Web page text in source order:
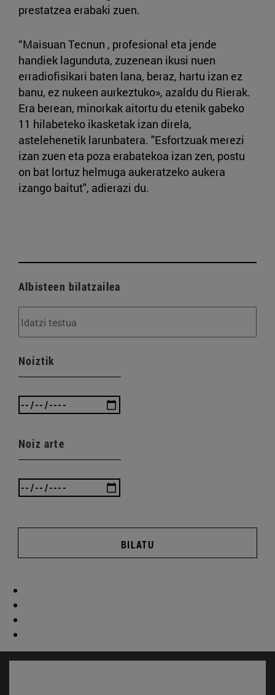
prestatzea erabaki zuen.
“Maisuan Tecnun , profesional eta jende
handiek lagunduta, zuzenean ikusi nuen
erradiofisikari baten lana, beraz, hartu izan ez
banu, ez nukeen aurkeztuko», azaldu du Rierak.
Era berean, minorkak aitortu du etenik gabeko
11 hilabeteko ikasketak izan direla,
astelehenetik larunbatera. "Esfortzuak merezi
izan zuen eta poza erabatekoa izan zen, postu
on bat lortuz helmuga aukeratzeko aukera
izango baitut", adierazi du.
Albisteen bilatzailea
Noiztik
Noiz arte
BILATU